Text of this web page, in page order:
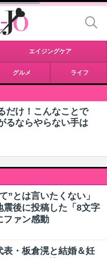
エイジングケア
グルメ ライフ
だけ！こんなことで
るならやらない手は
”とは言いたくない」
後に投稿した「8文字
ファン感動
表・板倉滉と結婚＆妊